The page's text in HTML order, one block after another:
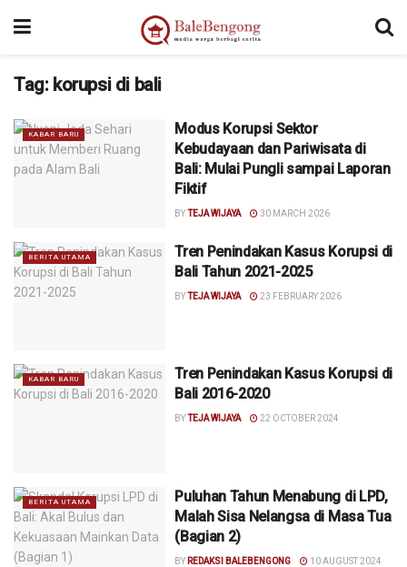
Tag: korupsi di bali
KABAR BARU
Modus Korupsi Sektor
Kebudayaan dan Pariwisata di
Bali: Mulai Pungli sampai Laporan
Fiktif
BYTEJA WIJAYA 30 MARCH 2026
BERITA UTAMA
Tren Penindakan Kasus Korupsi di
Bali Tahun 2021-2025
BYTEJA WIJAYA 23 FEBRUARY 2026
KABAR BARU
Tren Penindakan Kasus Korupsi di
Bali 2016-2020
BYTEJA WIJAYA 22 OCTOBER 2024
BERITA UTAMA
Puluhan Tahun Menabung di LPD,
Malah Sisa Nelangsa di Masa Tua
(Bagian 2)
BY REDAKSI BALEBENGONG 10 AUGUST 2024